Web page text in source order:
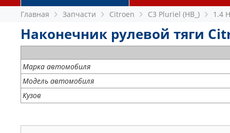
Главная Запчасти Citroen C3 Pluriel (HB_) 1.4
Наконечник рулевой тяги
Марка автомобиля
Модель автомобиля
Кузов